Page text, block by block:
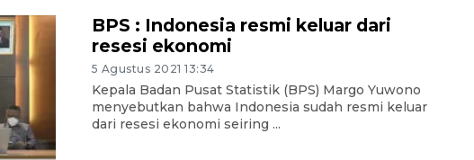
BPS : Indonesia resmi keluar dari
resesi ekonomi
5 Agustus 2021 13:34
Kepala Badan Pusat Statistik (BPS) Margo Yuwono
menyebutkan bahwa Indonesia sudah resmi keluar
dari resesi ekonomi seiring ...